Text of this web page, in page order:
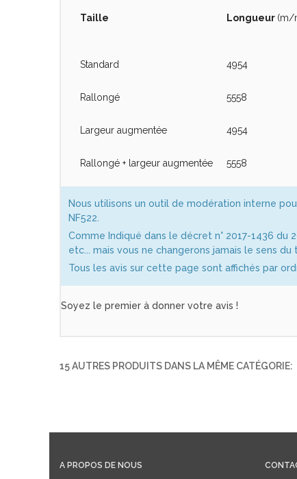
Taille Longueur (m/
Standard 4954
Rallongé 5558
Largeur augmentée 4954
Rallongé + largeur augmentée 5558
Nous utilisons un outil de modération interne
NF522.
Comme Indiqué dans le décret n° 2017-1436
etc... mais vous ne changerons jamais le sens du
Tous les avis sur cette page sont affichés par
Soyez le premier à donner votre avis !
15 AUTRES PRODUITS DANS LA MÊME CATÉGORIE:
A PROPOS DE NOUS